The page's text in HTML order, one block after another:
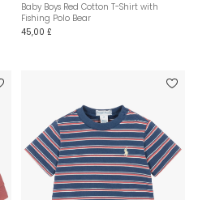
Baby Boys Red Cotton T-Shirt with
Fishing Polo Bear
45,00 £